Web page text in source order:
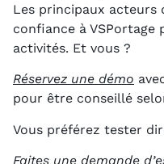
Les principaux acteurs
confiance à
activités. Et vous ?
Réservez une démo
pour être conseillé
Vous préférez tester
Faites une demande